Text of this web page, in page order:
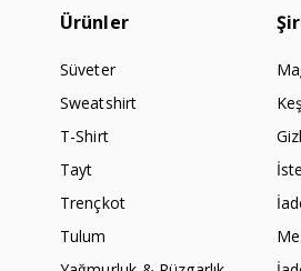
Ürünler
Süveter
Sweatshirt
T-Shirt
Tayt
Trençkot
Tulum